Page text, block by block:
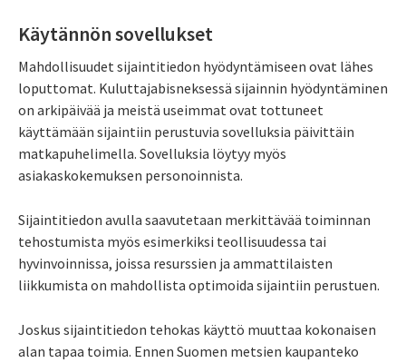
Käytännön sovellukset
Mahdollisuudet sijaintitiedon hyödyntämiseen ovat lähes
loputtomat. Kuluttajabisneksessä sijainnin hyödyntäminen
on arkipäivää ja meistä useimmat ovat tottuneet
käyttämään sijaintiin perustuvia sovelluksia päivittäin
matkapuhelimella. Sovelluksia löytyy myös
asiakaskokemuksen personoinnista.
Sijaintitiedon avulla saavutetaan merkittävää toiminnan
tehostumista myös esimerkiksi teollisuudessa tai
hyvinvoinnissa, joissa resurssien ja ammattilaisten
liikkumista on mahdollista optimoida sijaintiin perustuen.
Joskus sijaintitiedon tehokas käyttö muuttaa kokonaisen
alan tapaa toimia. Ennen Suomen metsien kaupanteko